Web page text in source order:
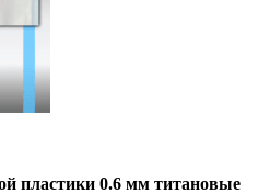
пластики 0.6 мм титановые